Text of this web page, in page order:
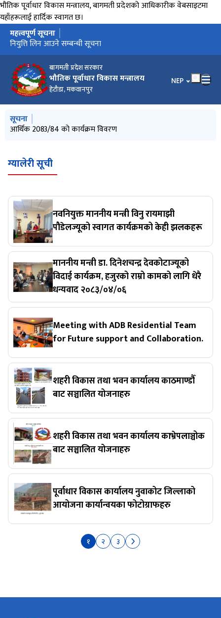
भौतिक पूर्वाधार विकास मन्त्रालय, बागमती प्रदेशको आधिकारीक वेबसाइटमा
यहाँहरूलाई हार्दिक स्वागत छ।
बागमती प्रदेश सरकार
भौतिक पूर्वाधार विकास मन्त्रालय
हेटौडा, मकवानपुर
भाषा चयन गर्नुहोस्
NEP
मुख्य नेभिगेसनमा जानुहोस्
महत्त्वपूर्ण सूचना
परामर्शदाताको आवेदन आह्वान सम्बन्धि सूचना
नियुत्ति लिन आउने सम्बन्धी सूचना
मुख्य नेभिगेसनमा जानुहोस्
सूचना
नियुत्ति लिन आउने सम्बन्धी सूचना
आर्थिक 2083/84 को कार्यक्रम विवरण
परामर्शदाताको आवेदन आह्वान सम्बन्धि सूचना
तह बृद्धिका लागि आवेदन माग सम्बन्धी सूचना
स्थानीय_तहमा_एकिकृत_विकास_कार्यक्रम_कार्यान्वयन_कार्यविधि_२०८१
ग्यालेरी सूची
नवनियुक्त माननीय मन्त्री विनु रायमाझी
पौडेलज्यूको स्वागत कार्यक्रमको केही झलकहरू
माननीय मन्त्री डा. दिनेशचन्द्र देवकोटाज्यूको
विदाई कार्यक्रम, हजुरको राम्रो कामको लागि धेरै
धन्यवाद २०८३/०४/०६
Meeting with ADB Residential Team
for Future support and Collaboration.
शहरी विकास तथा भवन कार्यालय काठमाण्डौँ
बाट सञ्चालित योजनाहरु
शहरी विकास तथा भवन कार्यालय काभ्रेपलाञ्चोक
बाट सञ्चालित योजनाहरु
पूर्वाधार विकास कार्यालय नुवाकोट जिल्लाको
आयोजना कार्यान्वयका फोटोग्राफहरु
१ २ ३